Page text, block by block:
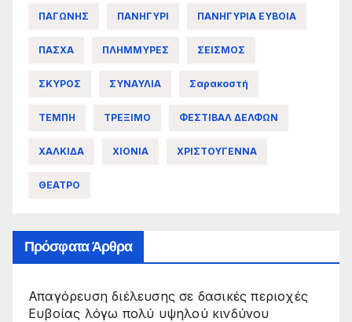
ΠΑΓΩΝΗΣ ΠΑΝΗΓΥΡΙ ΠΑΝΗΓΥΡΙΑ ΕΥΒΟΙΑ
ΠΑΣΧΑ ΠΛΗΜΜΥΡΕΣ ΣΕΙΣΜΟΣ
ΣΚΥΡΟΣ ΣΥΝΑΥΛΙΑ Σαρακοστή
ΤΕΜΠΗ ΤΡΕΞΙΜΟ ΦΕΣΤΙΒΑΛ ΔΕΛΦΩΝ
ΧΑΛΚΙΔΑ ΧΙΟΝΙΑ ΧΡΙΣΤΟΥΓΕΝΝΑ
ΘΕΑΤΡΟ
Πρόσφατα Άρθρα
Απαγόρευση διέλευσης σε δασικές περιοχές
Ευβοίας λόγω πολύ υψηλού κινδύνου